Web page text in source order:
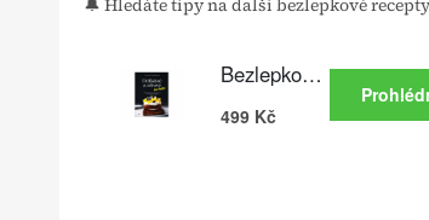
🔔 Hledáte tipy na další bezlepkové